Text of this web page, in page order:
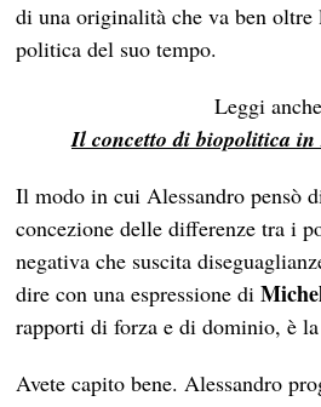
di una originalità che va ben
politica del suo tempo.
Leggi
Il concetto di biopolitica
Il modo in cui Alessandro pensò
concezione delle differenze tra i
negativa che suscita
dire con una espressione di
rapporti di forza e di dominio, è
Avete capito bene. Alessandro